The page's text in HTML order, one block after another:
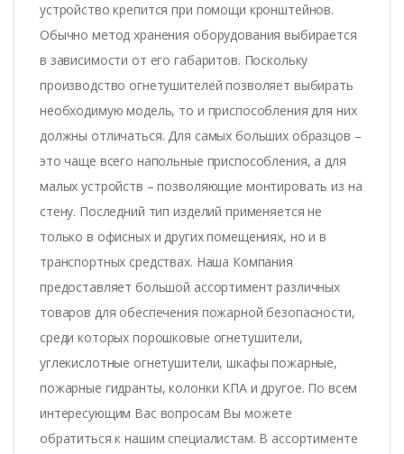
устройство крепится при помощи кронштейнов.
Обычно метод хранения оборудования выбирается
в зависимости от его габаритов. Поскольку
производство огнетушителей позволяет выбирать
необходимую модель, то и приспособления для них
должны отличаться. Для самых больших образцов –
это чаще всего напольные приспособления, а для
малых устройств – позволяющие монтировать из на
стену. Последний тип изделий применяется не
только в офисных и других помещениях, но и в
транспортных средствах. Наша Компания
предоставляет большой ассортимент различных
товаров для обеспечения пожарной безопасности,
среди которых порошковые огнетушители,
углекислотные огнетушители, шкафы пожарные,
пожарные гидранты, колонки КПА и другое. По всем
интересующим Вас вопросам Вы можете
обратиться к нашим специалистам. В ассортименте